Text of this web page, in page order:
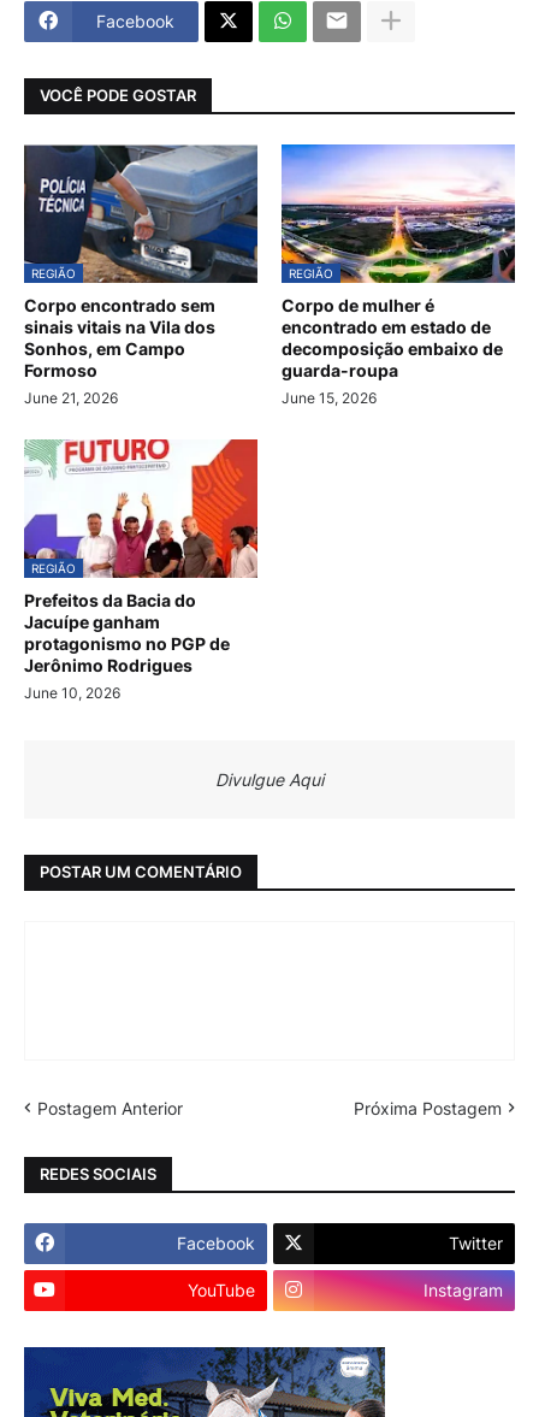
Facebook
VOCÊ PODE GOSTAR
REGIÃO
Corpo encontrado sem
sinais vitais na Vila dos
Sonhos, em Campo
Formoso
June 21, 2026
REGIÃO
Corpo de mulher é
encontrado em estado de
decomposição embaixo de
guarda-roupa
June 15, 2026
REGIÃO
Prefeitos da Bacia do
Jacuípe ganham
protagonismo no PGP de
Jerônimo Rodrigues
June 10, 2026
Divulgue Aqui
POSTAR UM COMENTÁRIO
Postagem Anterior Próxima Postagem
REDES SOCIAIS
Facebook Twitter
YouTube Instagram